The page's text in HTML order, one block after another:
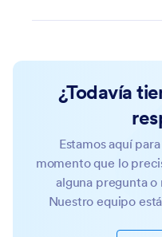
¿Todavía
Estamos aquí
momento que lo
alguna pregunta o
Nuestro equipo